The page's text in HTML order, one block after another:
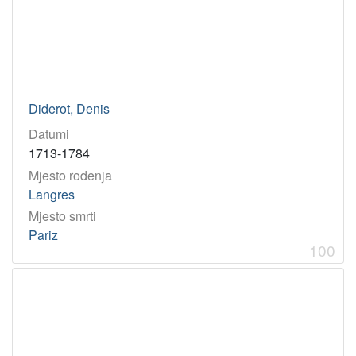
Diderot, Denis
Datumi
1713-1784
Mjesto rođenja
Langres
Mjesto smrti
Pariz
100